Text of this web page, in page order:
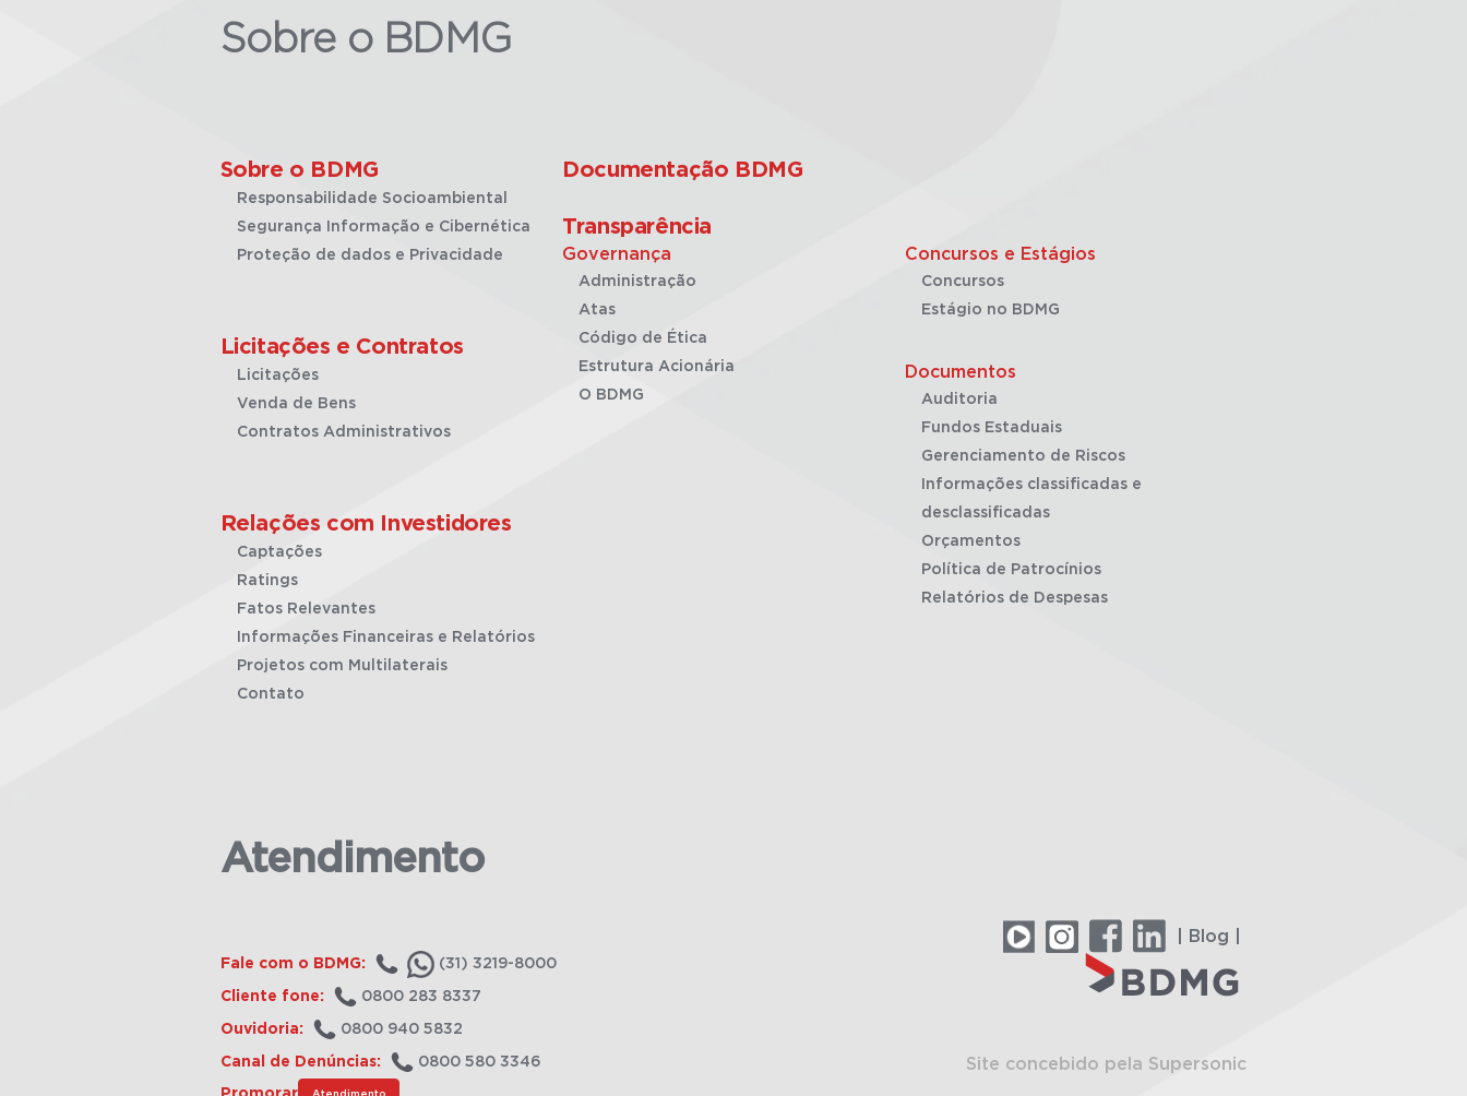
Sobre o BDMG
Sobre o BDMG
Responsabilidade Socioambiental
Segurança Informação e Cibernética
Proteção de dados e Privacidade
Licitações e Contratos
Licitações
Venda de Bens
Contratos Administrativos
Relações com Investidores
Captações
Ratings
Fatos Relevantes
Informações Financeiras e Relatórios
Projetos com Multilaterais
Contato
Documentação BDMG
Transparência
Governança
Administração
Atas
Código de Ética
Estrutura Acionária
O BDMG
Concursos e Estágios
Concursos
Estágio no BDMG
Documentos
Auditoria
Fundos Estaduais
Gerenciamento de Riscos
Informações classificadas e
desclassificadas
Orçamentos
Política de Patrocínios
Relatórios de Despesas
Atendimento
Fale com o BDMG: (31) 3219-8000
Cliente fone: 0800 283 8337
Ouvidoria: 0800 940 5832
Canal de Denúncias: 0800 580 3346
Atendimento
| Blog |
Site concebido pela Supersonic